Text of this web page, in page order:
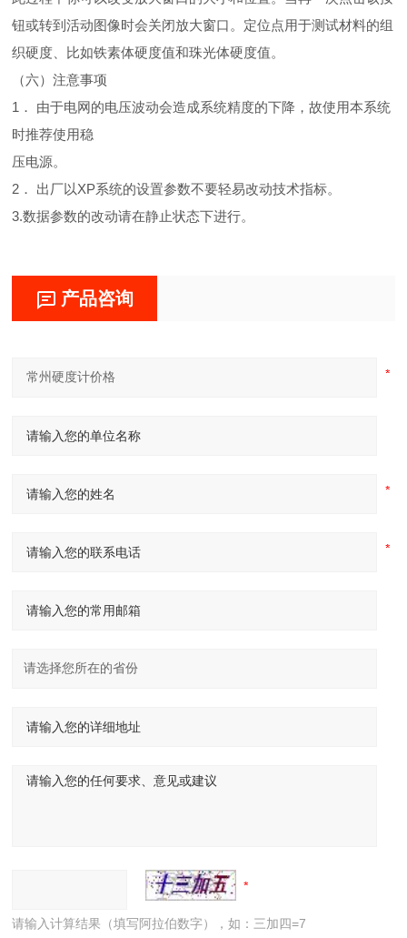
钮或转到活动图像时会关闭放大窗口。定位点用于测试材料的组
织硬度、比如铁素体硬度值和珠光体硬度值。
（六）注意事项
1． 由于电网的电压波动会造成系统精度的下降，故使用本系统
时推荐使用稳
压电源。
2． 出厂以XP系统的设置参数不要轻易改动技术指标。
3.数据参数的改动请在静止状态下进行。
产品咨询
请输入计算结果（填写阿拉伯数字），如：三加四=7